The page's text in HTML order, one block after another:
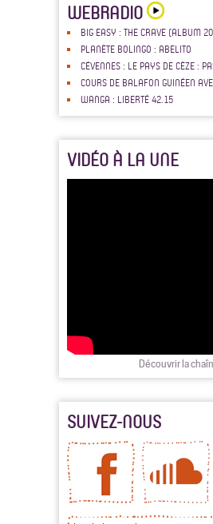
WEBRADIO
BIG EASY : THE CRAVE (ALBUM
PLANÈTE BOLINGO : ABELITO
CÉVENNES : LE PAYS DE CÈZE :
COURS DE BALAFON GUINÉEN
WANGA : LIBERTÉ 42.15
VIDÉO À LA UNE
Découvrir la
SUIVEZ-NOUS